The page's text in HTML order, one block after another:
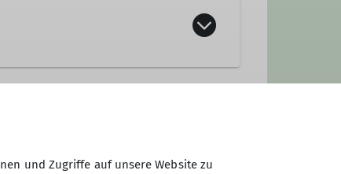
und Zugriffe auf unsere Website zu